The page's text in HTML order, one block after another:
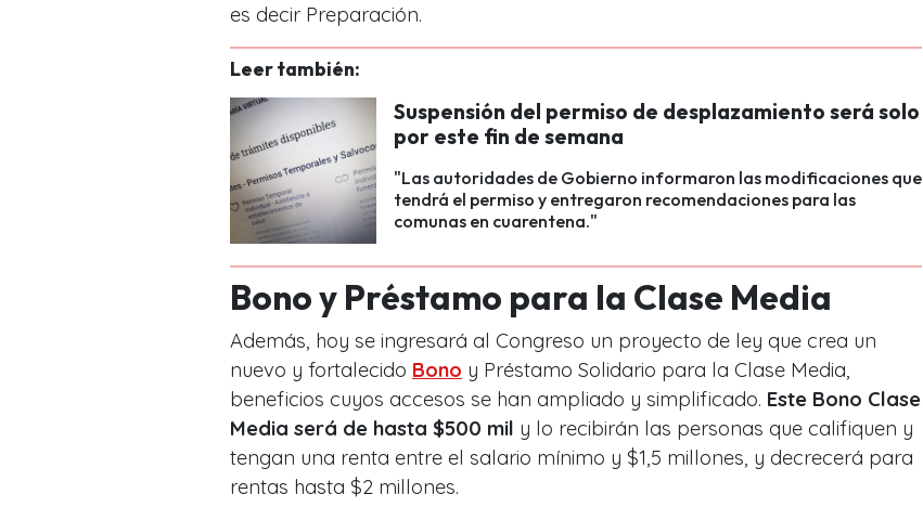
es decir Preparación.
Leer también:
Suspensión del permiso de desplazamiento será solo
por este fin de semana
"Las autoridades de Gobierno informaron las modificaciones que
tendrá el permiso y entregaron recomendaciones para las
comunas en cuarentena."
Bono y Préstamo para la Clase Media
Además, hoy se ingresará al Congreso un proyecto de ley que crea un
nuevo y fortalecido Bono y Préstamo Solidario para la Clase Media,
beneficios cuyos accesos se han ampliado y simplificado. Este Bono Clase
Media será de hasta $500 mil y lo recibirán las personas que califiquen y
tengan una renta entre el salario mínimo y $1,5 millones, y decrecerá para
rentas hasta $2 millones.